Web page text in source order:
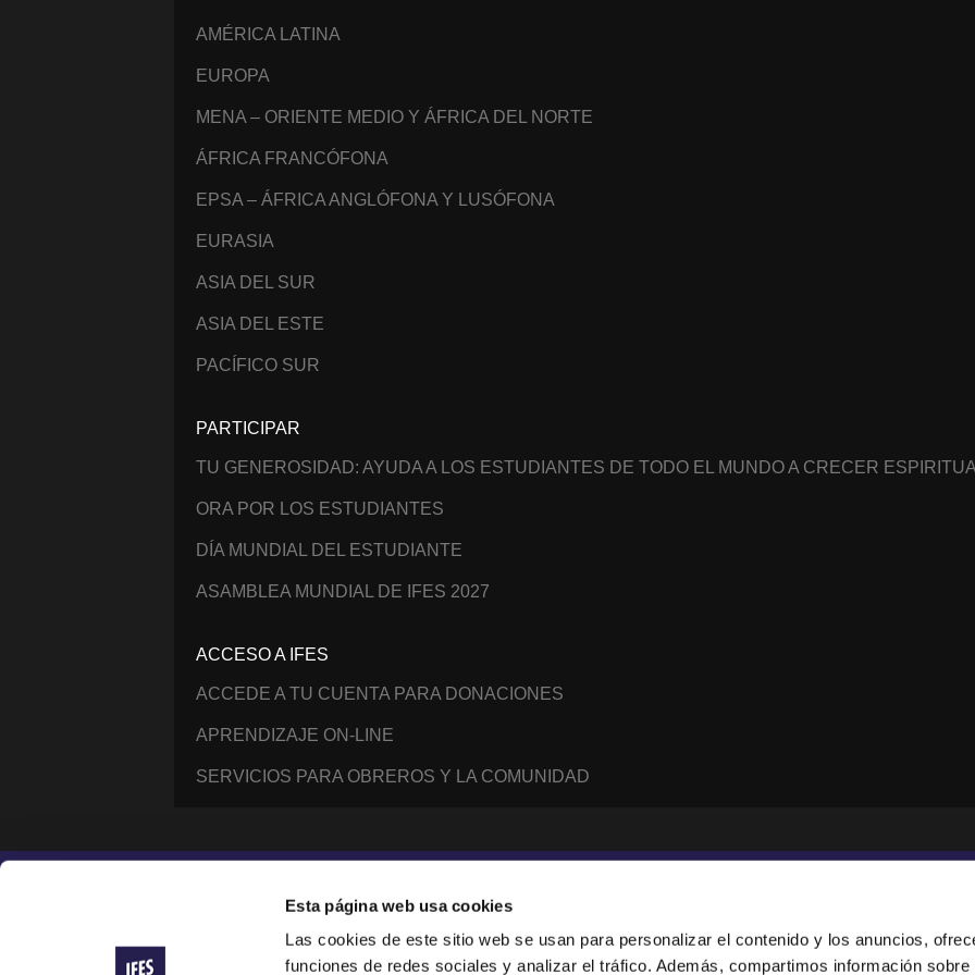
Esta página web usa cookies
Las cookies de este sitio web se usan para personalizar el contenido y los anuncios,
funciones de redes sociales y analizar el tráfico. Además, compartimos información sobre
AMÉRICA LATINA
EUROPA
MENA – ORIENTE MEDIO Y ÁFRICA DEL NORTE
ÁFRICA FRANCÓFONA
EPSA – ÁFRICA ANGLÓFONA Y LUSÓFONA
EURASIA
ASIA DEL SUR
ASIA DEL ESTE
PACÍFICO SUR
PARTICIPAR
TU GENEROSIDAD: AYUDA A LOS ESTUDIANTES DE TODO EL MUNDO A CRECER
ORA POR LOS ESTUDIANTES
DÍA MUNDIAL DEL ESTUDIANTE
ASAMBLEA MUNDIAL DE IFES 2027
ACCESO A IFES
ACCEDE A TU CUENTA PARA DONACIONES
APRENDIZAJE ON-LINE
SERVICIOS PARA OBREROS Y LA COMUNIDAD
International Fellowship of Evangelical Students ®